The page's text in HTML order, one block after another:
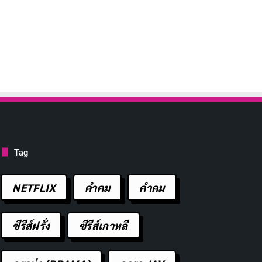
Tag
NETFLIX คำคม คําคม
ซีรีส์ฝรั่ง ซีรีส์เกาหลี